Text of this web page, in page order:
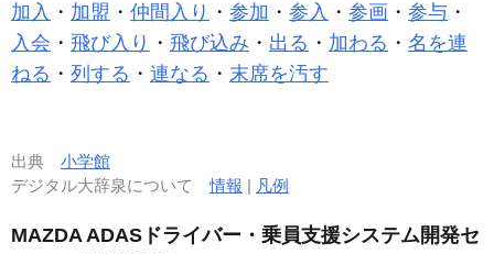
加入 ・ 加盟 ・ 仲間入り ・ 参加 ・ 参入 ・ 参画 ・ 参与 ・
入会 ・ 飛び入り ・ 飛び込み ・ 出る ・ 加わる ・ 名を連
ねる ・ 列する ・ 連なる ・ 末席を汚す
出典 小学館
デジタル大辞泉について情報 | 凡例
MAZDA ADASドライバー・乗員支援システム開発セ